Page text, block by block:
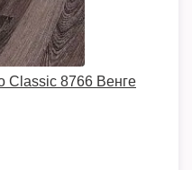
Classic 8766 Венге